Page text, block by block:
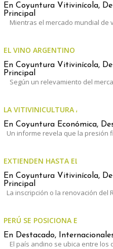
En Coyuntura Vitivinícola,
Principal
Mientras el mercado mundial de
EL VINO ARGENTINO
En Coyuntura Vitivinícola,
Principal
Según un relevamiento del
LA VITIVINICULTURA
En Coyuntura Económica,
Un informe revela que la presión
EXTIENDEN HASTA EL 30 DE
En Coyuntura Vitivinícola,
Principal
La inscripción o la renovación del
PERÚ SE POSICIONA ENTRE
En Destacado,
El país andino se ubica entre los